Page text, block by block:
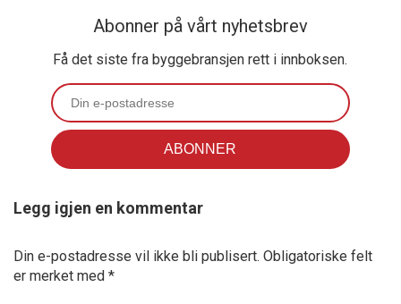
Abonner på vårt nyhetsbrev
Få det siste fra byggebransjen rett i innboksen.
Legg igjen en kommentar
Din e-postadresse vil ikke bli publisert. Obligatoriske felt
er merket med *